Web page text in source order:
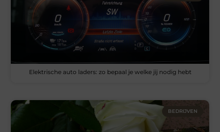
Elektrische auto laders: zo bepaal je welke jij nodig hebt
BEDRIJVEN